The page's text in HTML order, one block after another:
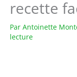
recette
Par Antoinette
lecture